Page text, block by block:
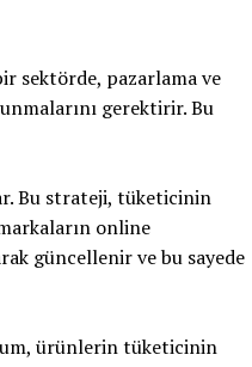
sektörde, pazarlama ve
gerektirir. Bu
Bu strateji, tüketicinin
online
güncellenir ve bu sayede
ürünlerin tüketicinin